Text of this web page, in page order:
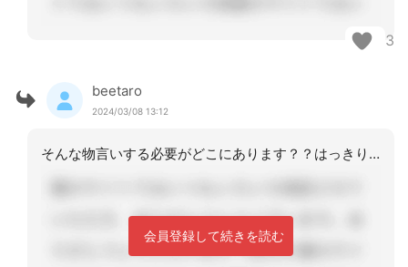
3
beetaro
2024/03/08 13:12
そんな物言いする必要がどこにあります？？はっきり言って職場にいない方がよく回るタ
会員登録して続きを読む